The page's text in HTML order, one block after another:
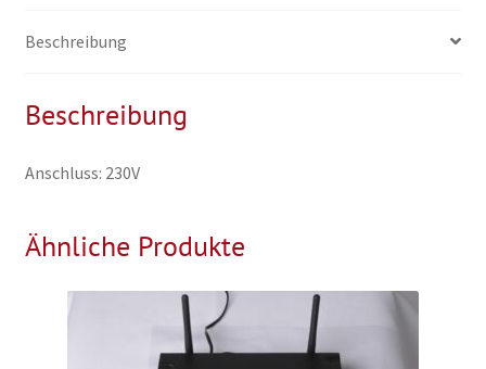
Beschreibung
Beschreibung
Anschluss: 230V
Ähnliche Produkte